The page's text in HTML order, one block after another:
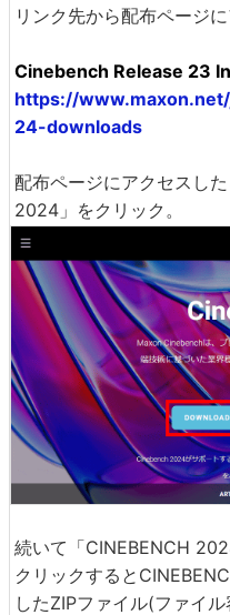
リンク先から配布ページに
Cinebench Release 23
https://
24-downloads
配布ページにアクセスし
2024」をクリック。
続いて「CINEBENCH
クリックすると
したZIPファイル(ファイ